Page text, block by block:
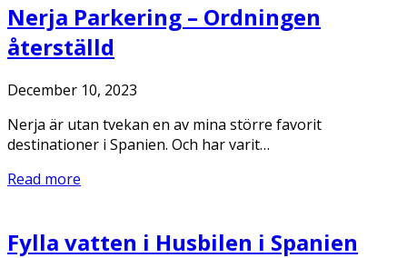
Nerja Parkering – Ordningen
återställd
December 10, 2023
Nerja är utan tvekan en av mina större favorit
destinationer i Spanien. Och har varit…
Read more
Fylla vatten i Husbilen i Spanien